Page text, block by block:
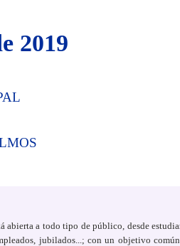
2019
abierta a todo tipo de público, desde
jubilados...; con un objetivo